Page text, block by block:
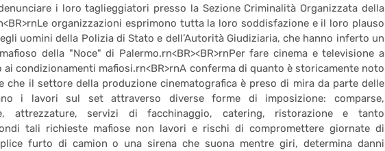
i loro taglieggiatori presso la Sezione Criminalità Organizzata della
organizzazioni esprimono tutta la loro soddisfazione e il loro plauso
uomini della Polizia di Stato e dell’Autorità Giudiziaria, che hanno inferto un
della "Noce" di Palermo.rn<BR><BR>rnPer fare cinema e televisione a
condizionamenti mafiosi.rn<BR>rnA conferma di quanto è storicamente noto
che il settore della produzione cinematografica è preso di mira da parte delle
i lavori sul set attraverso diverse forme di imposizione: comparse,
attrezzature, servizi di facchinaggio, catering, ristorazione e tanto
tali richieste mafiose non lavori e rischi di compromettere giornate di
furto di camion o una sirena che suona mentre giri, determina danni